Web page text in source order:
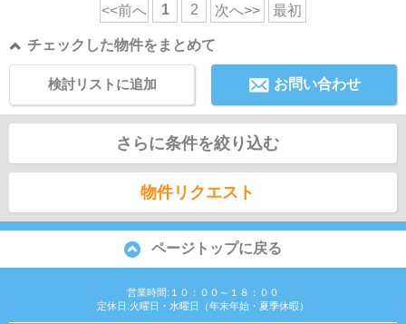
<<前へ 1 2 次へ>> 最初
チェックした物件をまとめて
お問い合わせ
検討リストに追加
さらに条件を絞り込む
物件リクエスト
ページトップに戻る
営業時間:１０：００～１８：００
定休日:火曜日・水曜日（年末年始・夏季休暇）